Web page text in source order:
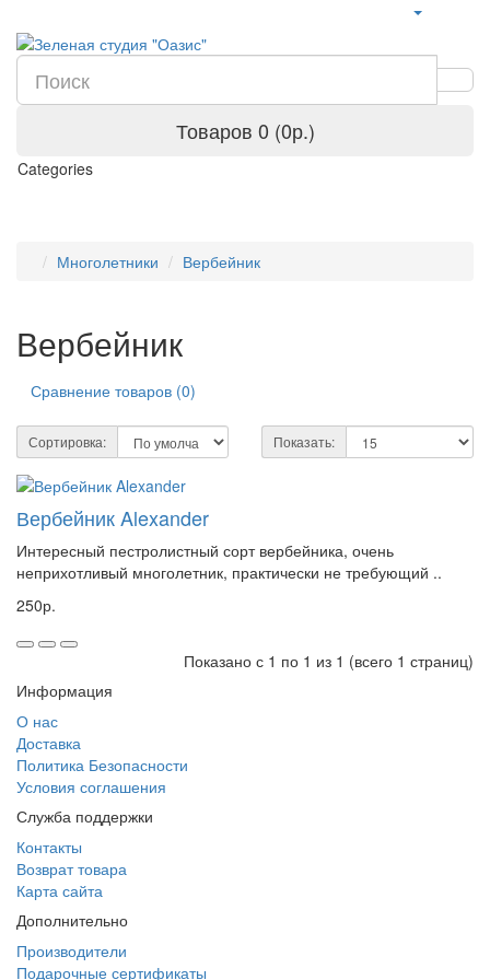
Товаров 0 (0р.)
Categories
Многолетники Вербейник
Вербейник
Сравнение товаров (0)
Сортировка: Показать:
Вербейник Alexander
Интересный пестролистный сорт вербейника, очень
неприхотливый многолетник, практически не требующий ..
250р.
Показано с 1 по 1 из 1 (всего 1 страниц)
Информация
О нас
Доставка
Политика Безопасности
Условия соглашения
Служба поддержки
Контакты
Возврат товара
Карта сайта
Дополнительно
Производители
Подарочные сертификаты